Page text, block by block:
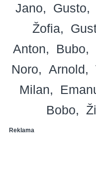
Jano
Gusto
Žofia
Anton
Bubo
Noro
Arnold
Milan
Bobo
Reklama